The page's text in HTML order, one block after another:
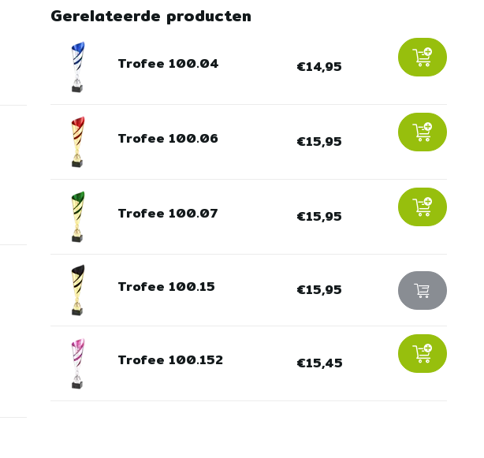
Gerelateerde producten
Trofee 100.04 €14,95
Trofee 100.06 €15,95
Trofee 100.07 €15,95
Trofee 100.15 €15,95
Trofee 100.152 €15,45